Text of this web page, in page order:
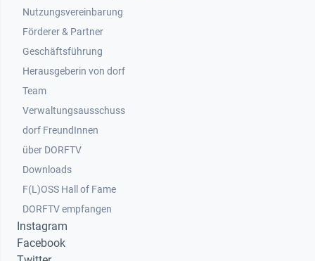
Nutzungsvereinbarung
Footer 2
Förderer & Partner
Geschäftsführung
Herausgeberin von dorf
Team
Verwaltungsausschuss
dorf FreundInnen
Footer 3
über DORFTV
Downloads
F(L)OSS Hall of Fame
Footer 4
DORFTV empfangen
Instagram
Facebook